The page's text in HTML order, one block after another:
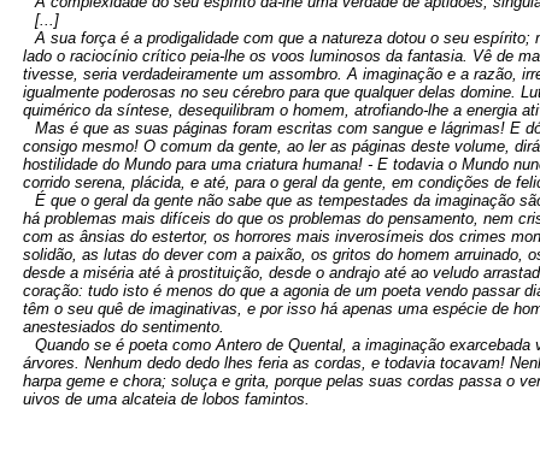
[...]
A sua força é a prodigalidade com que a natureza dotou o seu
lado o raciocínio crítico peia-lhe os voos luminosos da fantasia. Vê de
tivesse, seria verdadeiramente um assombro. A imaginação e a razão,
igualmente poderosas no seu cérebro para que qualquer delas domine.
quimérico da síntese, desequilibram o homem, atrofiando-lhe a energia
Mas é que as suas páginas foram escritas com sangue e lágrimas! E
consigo mesmo! O comum da gente, ao ler as páginas deste volume,
hostilidade do Mundo para uma criatura humana! - E todavia o Mundo
corrido serena, plácida, e até, para o geral da gente, em condições de
É que o geral da gente não sabe que as tempestades da imaginação
há problemas mais difíceis do que os problemas do pensamento, nem
com as ânsias do estertor, os horrores mais inverosímeis dos crimes
solidão, as lutas do dever com a paixão, os gritos do homem arruinado,
desde a miséria até à prostituição, desde o andrajo até ao veludo
coração: tudo isto é menos do que a agonia de um poeta vendo passar
têm o seu quê de imaginativas, e por isso há apenas uma espécie de
anestesiados do sentimento.
Quando se é poeta como Antero de Quental, a imaginação
árvores. Nenhum dedo dedo lhes feria as cordas, e todavia tocavam!
harpa geme e chora; soluça e grita, porque pelas suas cordas passa o
uivos de uma alcateia de lobos famintos.